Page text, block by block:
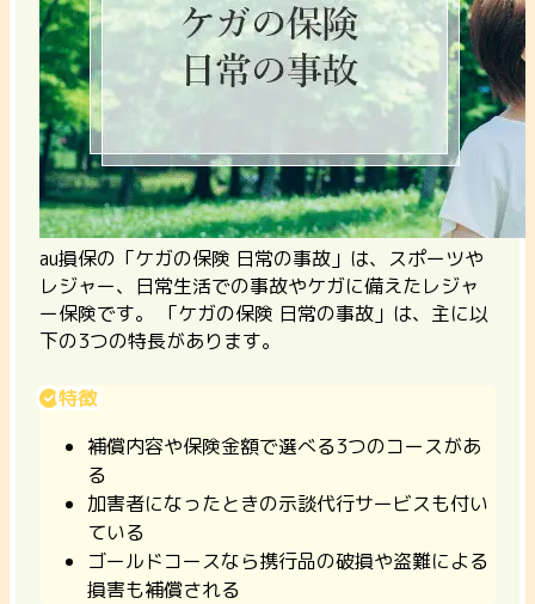
au損保の「ケガの保険 日常の事故」は、スポーツや
レジャー、日常生活での事故やケガに備えたレジャ
ー保険です。 「ケガの保険 日常の事故」は、主に以
下の3つの特長があります。
特徴
補償内容や保険金額で選べる3つのコースがあ
る
加害者になったときの示談代行サービスも付い
ている
ゴールドコースなら携行品の破損や盗難による
損害も補償される